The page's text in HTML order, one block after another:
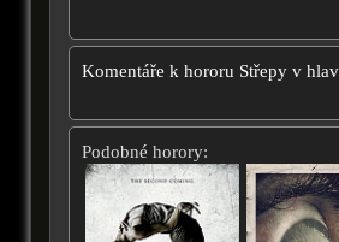
Komentáře k hororu Střepy v
Podobné horory: